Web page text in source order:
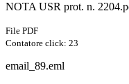
NOTA USR prot. n.
File PDF
Contatore click: 23
email_89.eml